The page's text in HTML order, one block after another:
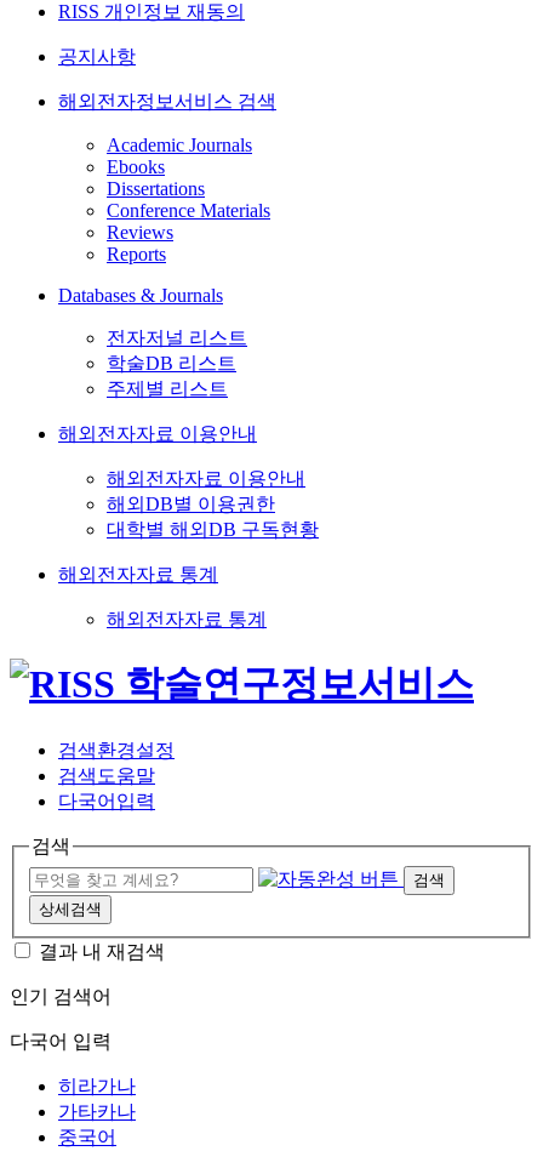
RISS 개인정보 재동의
공지사항
해외전자정보서비스 검색
Academic Journals
Ebooks
Dissertations
Conference Materials
Reviews
Reports
Databases & Journals
전자저널 리스트
학술DB 리스트
주제별 리스트
해외전자자료 이용안내
해외전자자료 이용안내
해외DB별 이용권한
대학별 해외DB 구독현황
해외전자자료 통계
해외전자자료 통계
검색환경설정
검색도움말
다국어입력
검색
검색
상세검색
결과 내 재검색
인기 검색어
다국어 입력
히라가나
가타카나
중국어